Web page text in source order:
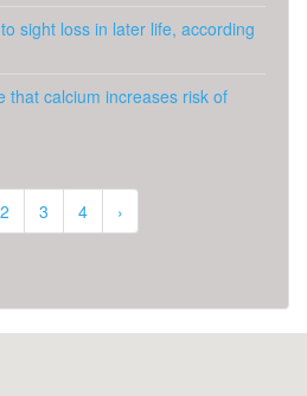
sight loss in later life, according
that calcium increases risk of
2 3 4 ›